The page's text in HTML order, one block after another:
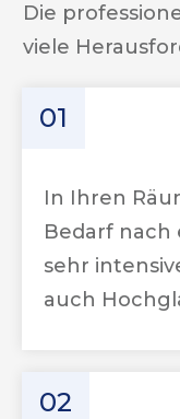
Die
viele
01
In Ihren
Bedarf nach
sehr
auch
02